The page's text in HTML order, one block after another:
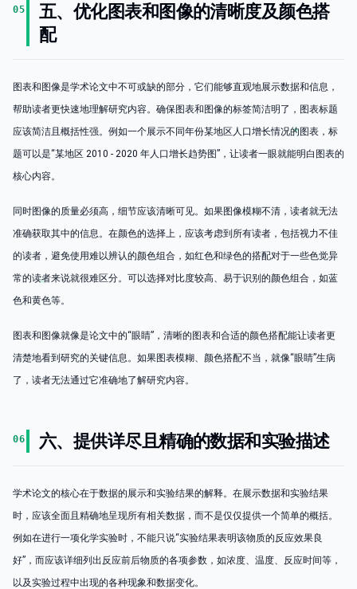
05
五、优化图表和图像的清晰度及颜色搭
配
图表和图像是学术论文中不可或缺的部分，它们能够直观地展示数据和信息，
帮助读者更快速地理解研究内容。确保图表和图像的标签简洁明了，图表标题
应该简洁且概括性强。例如一个展示不同年份某地区人口增长情况的图表，标
题可以是“某地区 2010 - 2020 年人口增长趋势图”，让读者一眼就能明白图表的
核心内容。
同时图像的质量必须高，细节应该清晰可见。如果图像模糊不清，读者就无法
准确获取其中的信息。在颜色的选择上，应该考虑到所有读者，包括视力不佳
的读者，避免使用难以辨认的颜色组合，如红色和绿色的搭配对于一些色觉异
常的读者来说就很难区分。可以选择对比度较高、易于识别的颜色组合，如蓝
色和黄色等。
图表和图像就像是论文中的“眼睛”，清晰的图表和合适的颜色搭配能让读者更
清楚地看到研究的关键信息。如果图表模糊、颜色搭配不当，就像“眼睛”生病
了，读者无法通过它准确地了解研究内容。
06 六、提供详尽且精确的数据和实验描述
学术论文的核心在于数据的展示和实验结果的解释。在展示数据和实验结果
时，应该全面且精确地呈现所有相关数据，而不是仅仅提供一个简单的概括。
例如在进行一项化学实验时，不能只说“实验结果表明该物质的反应效果良
好”，而应该详细列出反应前后物质的各项参数，如浓度、温度、反应时间等，
以及实验过程中出现的各种现象和数据变化。